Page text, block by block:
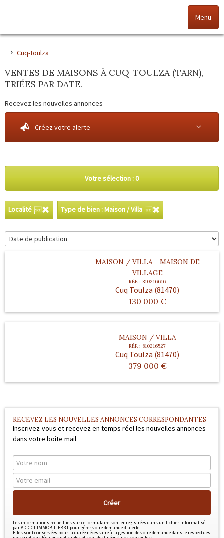
Menu
Accueil
Nos offres
Nos agences
NOS VALEURS
Vendez votre bien
Gestion
Cuq-Toulza
VENTES DE MAISONS À CUQ-TOULZA (TARN),
TRIÉES PAR DATE.
Recevez les nouvelles annonces
Créez votre alerte
Votre sélection :0
Localité Type de bien : Maison / Villa
MAISON / VILLA - MAISON DE
VILLAGE
RÉF. : 810216616
Cuq Toulza (81470)
130 000 €
MAISON / VILLA
RÉF. : 810216527
Cuq Toulza (81470)
379 000 €
RECEVEZ LES NOUVELLES ANNONCES CORRESPONDANTES
Inscrivez-vous et recevez en temps réel les nouvelles annonces
dans votre boite mail
Créer
Les informations recueillies sur ce formulaire sont enregistrées dans un fichier informatisé
par ADDICT IMMOBILIER 31 pour gérer votre demande d'alerte
Elles sont conservées pour la durée nécessaire à la gestion de votre demande dans le respect des